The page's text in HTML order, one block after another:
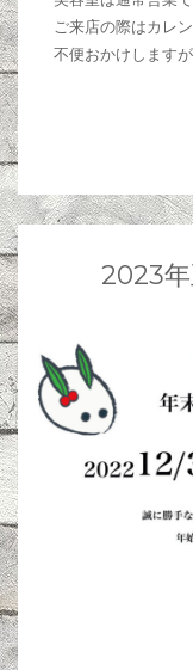
ご来店の際はカレ
不便おかけします
2023